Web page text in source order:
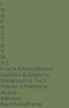
L
M
O
P
R
S
T
U
V
W
X-Z
Frucht & Nutzpflanzen
Gemüse & Gewürze
Mangroven & Teich
Palmen & Palmfarne
Acacia
Adenium
Baumfarne/Farne